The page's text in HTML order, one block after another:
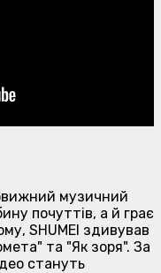
музичний
почуттів, а й грає
SHUMEI здивував
та "Як зоря". За
стануть